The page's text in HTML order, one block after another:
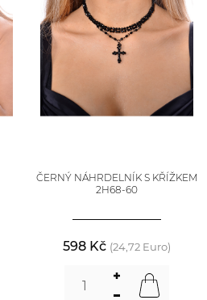
ČERNÝ NÁHRDELNÍK S KŘÍŽKEM
2H68-60
598 Kč (24,72 Euro)